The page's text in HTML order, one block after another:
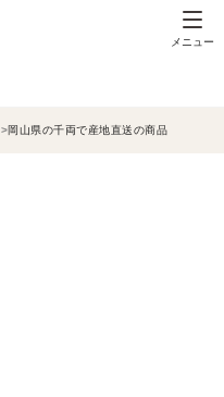
メニュー
岡山県の千両で産地直送の商品